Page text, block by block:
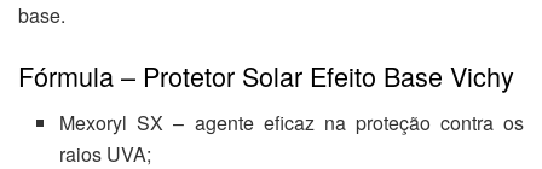
base.
Fórmula – Protetor Solar Efeito Base Vichy
Mexoryl SX – agente eficaz na proteção contra os
raios UVA;